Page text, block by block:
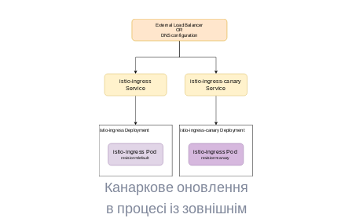
Канаркове оновлення
в процесі із зовнішнім